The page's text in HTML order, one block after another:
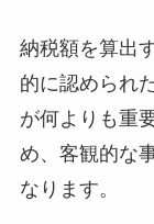
納税額を算出
的に認められ
が何よりも重
め、客観的な
なります。